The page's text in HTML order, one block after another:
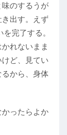
のするうが
出す。えず
完了する。
れないまま
ど、見てい
から、身体
ったらよか